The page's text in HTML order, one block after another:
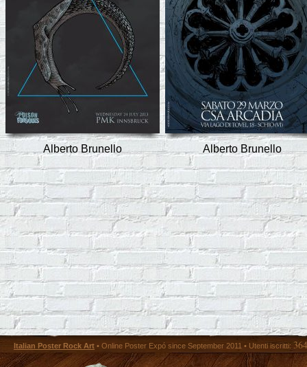
Alberto Brunello Alberto Brunello
Italian Poster Rock Art • Online Poster Expó since September 2011 • Utenti iscritti: 364